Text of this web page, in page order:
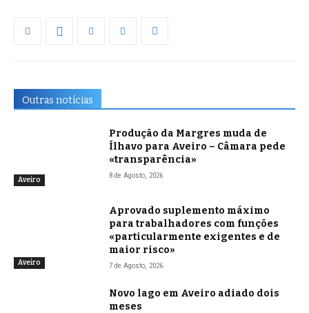
Outras notícias
Aveiro
Produção da Margres muda de
Ílhavo para Aveiro – Câmara pede
«transparência»
8 de Agosto, 2026
Aveiro
Aprovado suplemento máximo
para trabalhadores com funções
«particularmente exigentes e de
maior risco»
7 de Agosto, 2026
Novo lago em Aveiro adiado dois
meses